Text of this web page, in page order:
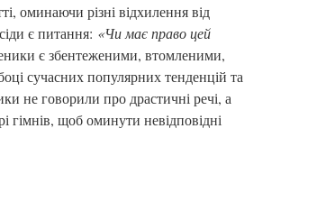
оминаючи різні відхилення від
є питання: «Чи має право цей
є збентеженими, втомленими,
сучасних популярних тенденцій та
не говорили про драстичні речі, а
гімнів, щоб оминути невідповідні